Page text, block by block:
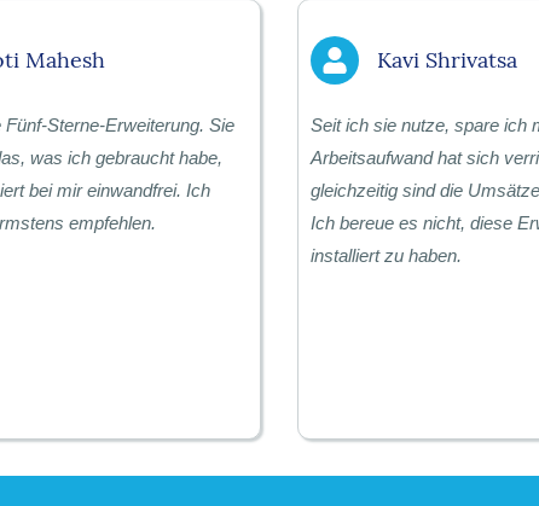
Mahesh
Fünf-Sterne-Erweiterung. Sie
was ich gebraucht habe,
bei mir einwandfrei. Ich
empfehlen.
Kavi Shrivatsa
Seit ich sie nutze, spare ich
Arbeitsaufwand hat sich
gleichzeitig sind die
Ich bereue es nicht, diese
installiert zu haben.